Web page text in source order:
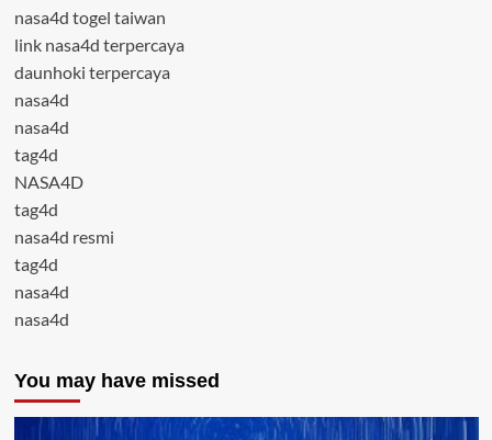
nasa4d togel taiwan
link nasa4d terpercaya
daunhoki terpercaya
nasa4d
nasa4d
tag4d
NASA4D
tag4d
nasa4d resmi
tag4d
nasa4d
nasa4d
You may have missed